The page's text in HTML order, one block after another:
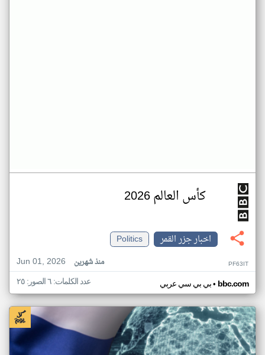
كأس العالم 2026
اخبار جزر القمر
Politics
Jun 01, 2026
منذ شهرين PF63IT
بي بي سي عربي• bbc.com عدد الكلمات: ٦ الصور: ٢٥